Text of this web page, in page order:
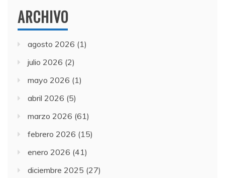
ARCHIVO
agosto 2026 (1)
julio 2026 (2)
mayo 2026 (1)
abril 2026 (5)
marzo 2026 (61)
febrero 2026 (15)
enero 2026 (41)
diciembre 2025 (27)